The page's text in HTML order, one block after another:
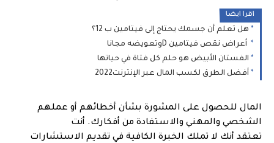
اقرا ايضا
هل تعلم أن جسمك يحتاج إلى فيتامين ب 12؟
أعراض نقص فيتامين Dوتعويضه مجانا
الفستان الأبيض هو حلم كل فتاة في حياتها
أفضل الطرق لكسب المال عبر الإنترنت2022
المال للحصول على المشورة بشأن أخطائهم أو عملهم
الشخصي والمهني والاستفادة من أفكارك. أنت
تعتقد أنك لا تملك الخبرة الكافية في تقديم الاستشارات